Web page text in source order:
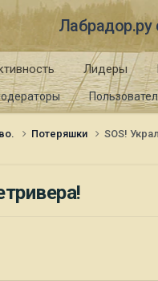
Лабрадор.ру
Лидеры
Потеряшки SOS!